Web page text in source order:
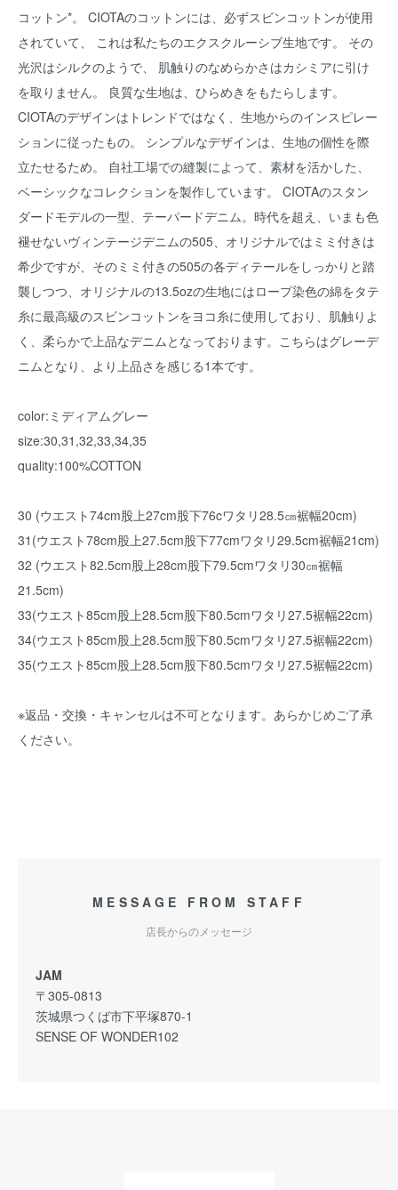
コットン*。 CIOTAのコットンには、必ずスビンコットンが使用
されていて、 これは私たちのエクスクルーシブ生地です。 その
光沢はシルクのようで、 肌触りのなめらかさはカシミアに引け
を取りません。 良質な生地は、ひらめきをもたらします。
CIOTAのデザインはトレンドではなく、生地からのインスピレー
ションに従ったもの。 シンプルなデザインは、生地の個性を際
立たせるため。 自社工場での縫製によって、素材を活かした、
ベーシックなコレクションを製作しています。 CIOTAのスタン
ダードモデルの一型、テーパードデニム。時代を超え、いまも色
褪せないヴィンテージデニムの505、オリジナルではミミ付きは
希少ですが、そのミミ付きの505の各ディテールをしっかりと踏
襲しつつ、オリジナルの13.5ozの生地にはロープ染色の綿をタテ
糸に最高級のスビンコットンをヨコ糸に使用しており、肌触りよ
く、柔らかで上品なデニムとなっております。こちらはグレーデ
ニムとなり、より上品さを感じる1本です。
color:ミディアムグレー
size:30,31,32,33,34,35
quality:100%COTTON
30 (ウエスト74cm股上27cm股下76cワタリ28.5㎝裾幅20cm)
31(ウエスト78cm股上27.5cm股下77cmワタリ29.5cm裾幅21cm)
32 (ウエスト82.5cm股上28cm股下79.5cmワタリ30㎝裾幅
21.5cm)
33(ウエスト85cm股上28.5cm股下80.5cmワタリ27.5裾幅22cm)
34(ウエスト85cm股上28.5cm股下80.5cmワタリ27.5裾幅22cm)
35(ウエスト85cm股上28.5cm股下80.5cmワタリ27.5裾幅22cm)
※返品・交換・キャンセルは不可となります。あらかじめご了承
ください。
MESSAGE FROM STAFF
店長からのメッセージ
JAM
〒305-0813
茨城県つくば市下平塚870-1
SENSE OF WONDER102